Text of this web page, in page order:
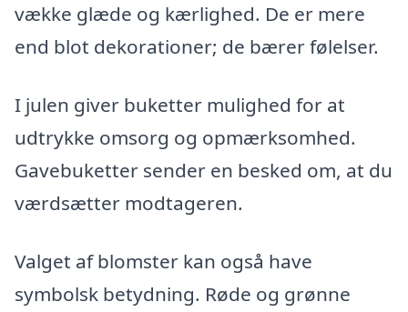
vække glæde og kærlighed. De er mere
end blot dekorationer; de bærer følelser.
I julen giver buketter mulighed for at
udtrykke omsorg og opmærksomhed.
Gavebuketter sender en besked om, at du
værdsætter modtageren.
Valget af blomster kan også have
symbolsk betydning. Røde og grønne